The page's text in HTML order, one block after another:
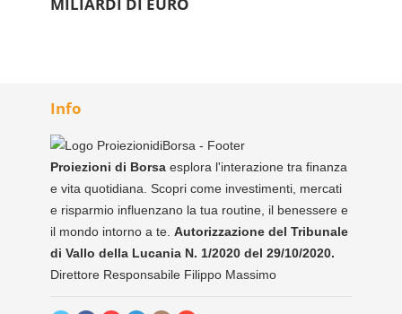
Info
Proiezioni di Borsa esplora l'interazione tra finanza
e vita quotidiana. Scopri come investimenti, mercati
e risparmio influenzano la tua routine, il benessere e
il mondo intorno a te. Autorizzazione del Tribunale
di Vallo della Lucania N. 1/2020 del 29/10/2020.
Direttore Responsabile Filippo Massimo